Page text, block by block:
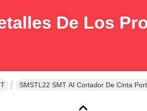
De Los
SMSTL22 SMT AI Cortador De Cinta